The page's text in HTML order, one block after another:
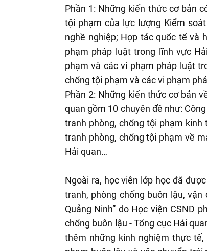
Phần 1: Những kiến thức cơ bản
tội phạm của lực lượng Kiểm
nghề nghiệp; Hợp tác quốc tế và
phạm pháp luật trong lĩnh vực
phạm và các vi phạm pháp luật
chống tội phạm và các vi phạm
Phần 2: Những kiến thức cơ bản
quan gồm 10 chuyên đề như:
tranh phòng, chống tội phạm
tranh phòng, chống tội phạm về
Hải quan…
Ngoài ra, học viên lớp học đã
tranh, phòng chống buôn lậu,
Quảng Ninh” do Học viện CSND
chống buôn lậu - Tổng cục Hải
thêm những kinh nghiệm thực